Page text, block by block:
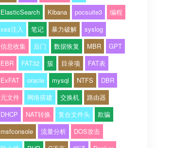
ElasticSearch
Kibana pocsuite3
编程
xss注入
笔记 暴力破解
syslog
信息收集
后门 数据恢复 MBR
GPT
EBR
FAT32 簇 目录项
FAT表
ExFAT
oracle mysql NTFS
DBR
元文件
网络搭建 交换机
路由器
DHCP
NAT转换 复合文件头
欺骗
msfconsole
流量分析
DOS攻击